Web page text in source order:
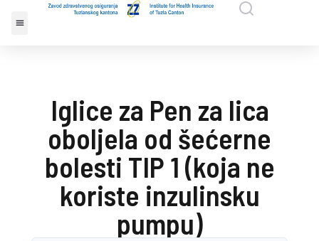
Iglice za Pen za lica
oboljela od šećerne
bolesti TIP 1 (koja ne
koriste inzulinsku
pumpu)